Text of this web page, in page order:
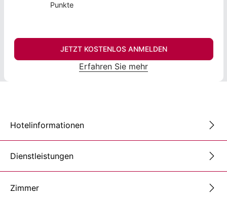
Punkte
JETZT KOSTENLOS ANMELDEN
Erfahren Sie mehr
Hotelinformationen
Dienstleistungen
Zimmer